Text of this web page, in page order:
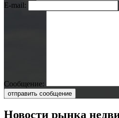
E-mail:
Сообщение:
отправить сообщение
Новости рынка